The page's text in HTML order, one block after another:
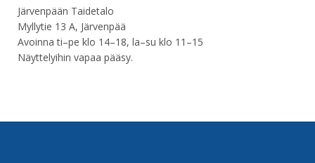
Järvenpään Taidetalo
Myllytie 13 A, Järvenpää
Avoinna ti–pe klo 14–18, la–su klo 11–15
Näyttelyihin vapaa pääsy.